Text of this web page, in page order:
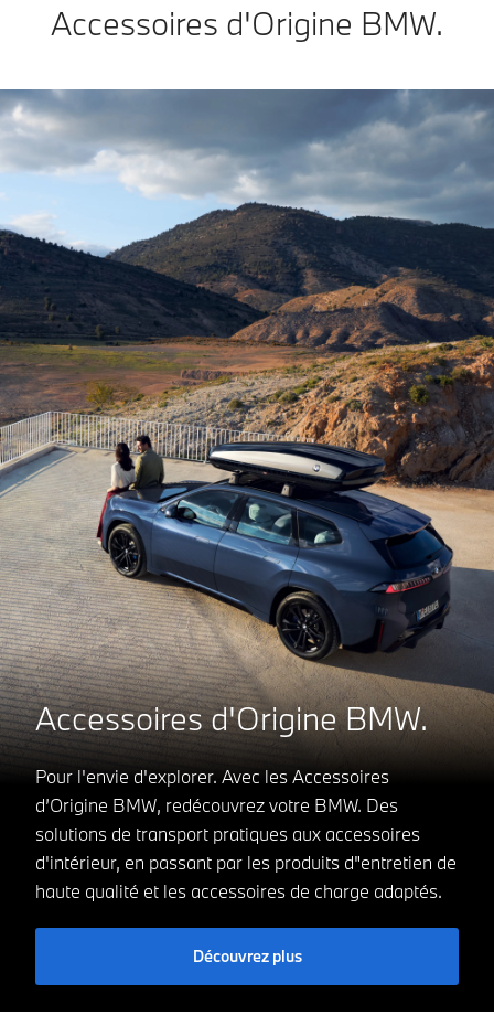
Accessoires d'Origine BMW.
Accessoires d'Origine BMW.
Pour l'envie d'explorer. Avec les Accessoires
d’Origine BMW, redécouvrez votre BMW. Des
solutions de transport pratiques aux accessoires
d'intérieur, en passant par les produits d"entretien de
haute qualité et les accessoires de charge adaptés.
Découvrez plus